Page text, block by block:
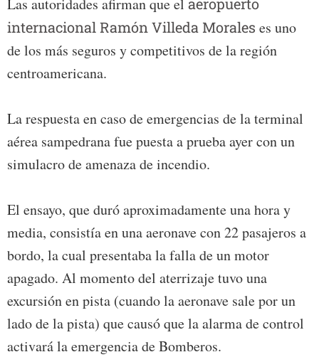
Las autoridades afirman que el aeropuerto
internacional Ramón Villeda Morales es uno
de los más seguros y competitivos de la región
centroamericana.
La respuesta en caso de emergencias de la terminal
aérea sampedrana fue puesta a prueba ayer con un
simulacro de amenaza de incendio.
El ensayo, que duró aproximadamente una hora y
media, consistía en una aeronave con 22 pasajeros a
bordo, la cual presentaba la falla de un motor
apagado. Al momento del aterrizaje tuvo una
excursión en pista (cuando la aeronave sale por un
lado de la pista) que causó que la alarma de control
activará la emergencia de Bomberos.